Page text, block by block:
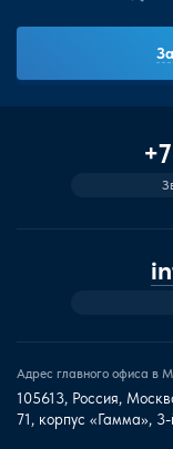
Адрес главного офиса в
105613, Россия,
71, корпус «Гамма»,